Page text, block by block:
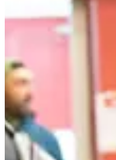
Proposer une modification
Proposer une modification
Voir toutes les photos
Voir toutes les photos
1 / 7
À propos
Localisation
avr.
?
Date
Avril 2027
Date à confirmer